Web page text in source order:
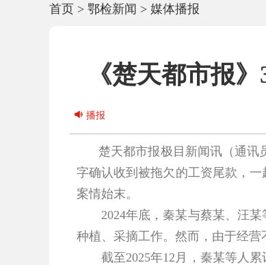
首页 > 鄂检新闻 > 媒体播报
《楚天都市报
播报
楚天都市报极目新闻讯（通讯
字确认收到被拖欠的工资尾款，
案情始末。
2024年底，秦某与蔡某、汪某
种植、采摘工作。然而，由于经营
截至2025年12月，秦某等人累